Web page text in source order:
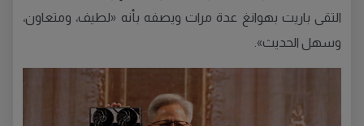
التقى باريت بهوانغ عدة مرات ويصفه بأنه «لطيف، ومتعاون،
وسهل الحديث».